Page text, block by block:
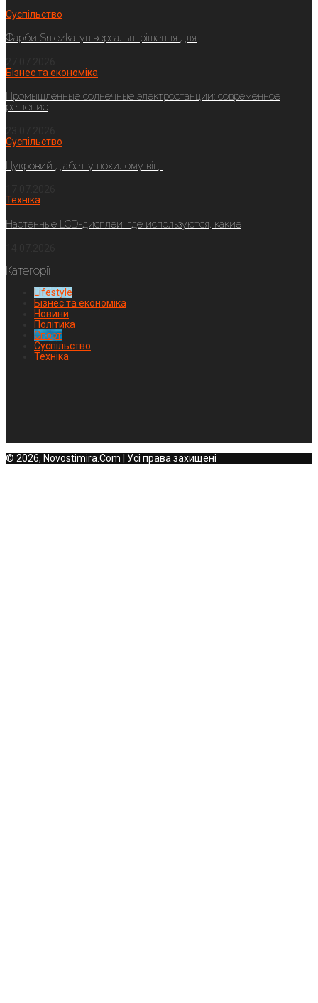
Суспільство
Фарби Sniezka: універсальні рішення для
Бізнес та економіка
Промышленные солнечные электростанции: современное
решение
Суспільство
Цукровий діабет у похилому віці:
Техніка
Настенные LCD-дисплеи: где используются, какие
Категорії
Lifestyle
Бізнес та економіка
Новини
Політика
Спорт
Суспільство
Техніка
© 2026, Novostimira.Com | Усі права захищені